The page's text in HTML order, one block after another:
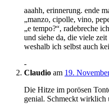
aaahh, erinnerung. ende
„manzo, cipolle, vino,
„e tempo?“, radebreche
und siehe da, die viele
weshalb ich selbst auch
-
Claudio am 19.
Die Hitze im porösen
genial. Schmeckt wirklich